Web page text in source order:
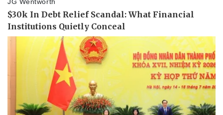
Lịch thi đấu bóng đá
Thế giới thể thao
eSports
Ô tô - Xe máy
Xe máy
Tư vấn